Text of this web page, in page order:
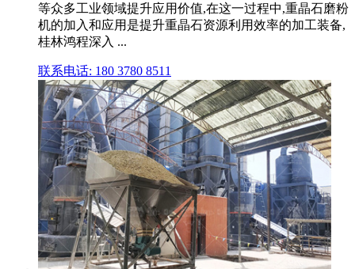
等众多工业领域提升应用价值,在这一过程中,重晶石磨粉
机的加入和应用是提升重晶石资源利用效率的加工装备,
桂林鸿程深入 ...
联系电话: 180 3780 8511